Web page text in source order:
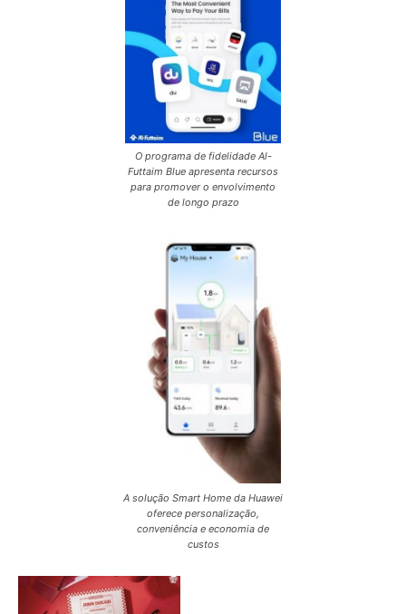
O programa de fidelidade Al-
Futtaim Blue apresenta recursos
para promover o envolvimento
de longo prazo
A solução Smart Home da Huawei
oferece personalização,
conveniência e economia de
custos